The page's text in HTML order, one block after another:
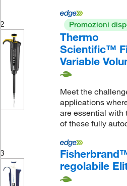
2 Promozioni
Thermo
Scientific™
Variable
Meet the
applications
are essential with
of these fully
3
regolabile